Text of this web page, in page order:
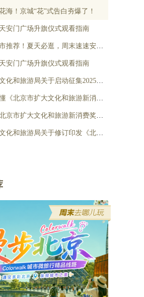
海！京城“花”式告白夯爆了！
安门广场升旗仪式观看指南
推荐！夏天必逛，周末速速安排——
安门广场升旗仪式观看指南
局关于启动征集2025年度北京市扩大文化和旅游新消费奖励项目的公告
北京市扩大文化和旅游新消费奖励办法》
扩大文化和旅游新消费奖励办法》的政策解读
局关于修订印发《北京市扩大文化和旅游新消费奖励办法》的通知